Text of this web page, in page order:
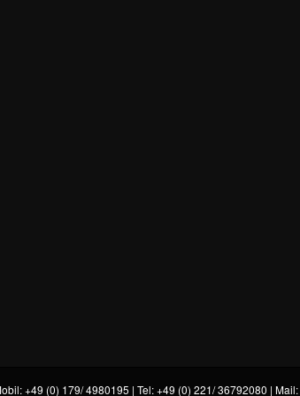
+49 (0) 179/ 4980195 | Tel: +49 (0) 221/ 36792080 | Mail: